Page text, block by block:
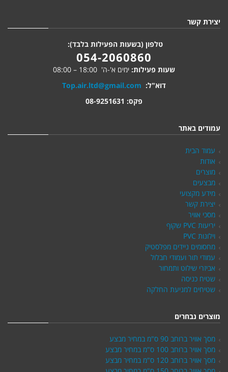
יצירת קשר
טלפון (בשעות הפעילות בלבד):
054-2060860
שעות פעילות: ימים א'-ה' 18:00 – 08:00
דוא"ל: Top.air.ltd@gmail.com
פקס: 08-9251631
עמודים באתר
עמוד הבית
אודות
מוצרים
מבצעים
מידע מקצועי
יצירת קשר
מסכי אוויר
יריעות PVC שקוף
וילונות PVC
מחסומים ניידים מפלסטיק
עמודי תור ועמודי חבלול
אביזרי שילוט ותמחור
שטיח כניסה
שטיחים למניעת החלקה
מוצרים נבחרים
מסך אוויר ברוחב 90 ס"מ במחיר מבצע
מסך אוויר ברוחב 100 ס"מ במחיר מבצע
מסך אוויר ברוחב 120 ס"מ במחיר מבצע